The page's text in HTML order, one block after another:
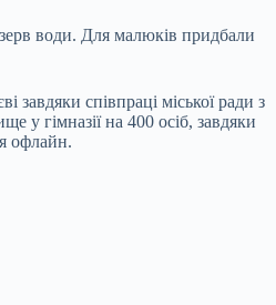
води. Для малюків придбали
завдяки співпраці міської ради з
у гімназії на 400 осіб, завдяки
офлайн.